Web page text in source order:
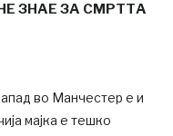
ЗНАЕ ЗА СМРТТА
во Манчестер е и
мајка е тешко